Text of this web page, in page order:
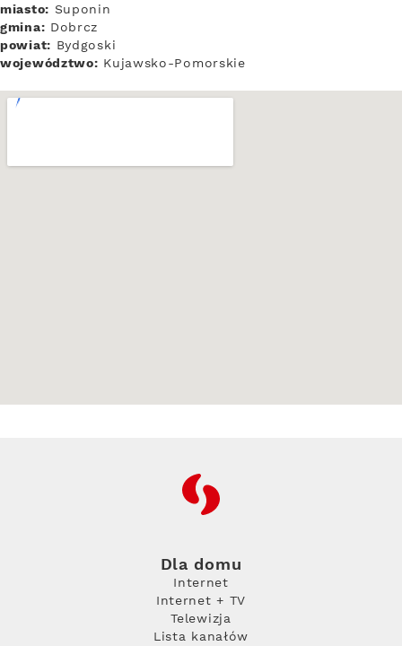
miasto: Suponin
gmina: Dobrcz
powiat: Bydgoski
województwo: Kujawsko-Pomorskie
RFC
Dla domu
Internet
Internet + TV
Telewizja
Lista kanałów